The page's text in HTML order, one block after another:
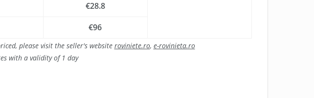
€28.8
€96
please visit the seller's website roviniete.ro, e-rovinieta.ro
with a validity of 1 day